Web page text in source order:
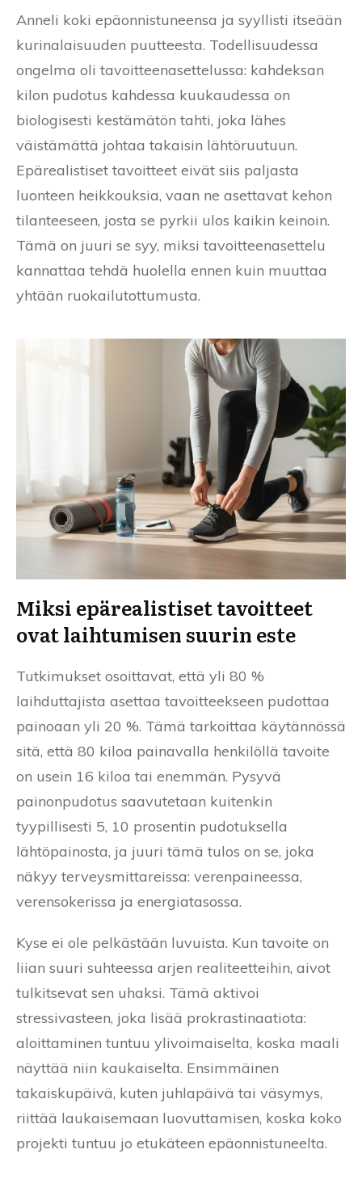
Anneli koki epäonnistuneensa ja syyllisti itseään
kurinalaisuuden puutteesta. Todellisuudessa
ongelma oli tavoitteenasettelussa: kahdeksan
kilon pudotus kahdessa kuukaudessa on
biologisesti kestämätön tahti, joka lähes
väistämättä johtaa takaisin lähtöruutuun.
Epärealistiset tavoitteet eivät siis paljasta
luonteen heikkouksia, vaan ne asettavat kehon
tilanteeseen, josta se pyrkii ulos kaikin keinoin.
Tämä on juuri se syy, miksi tavoitteenasettelu
kannattaa tehdä huolella ennen kuin muuttaa
yhtään ruokailutottumusta.
Miksi epärealistiset tavoitteet
ovat laihtumisen suurin este
Tutkimukset osoittavat, että yli 80 %
laihduttajista asettaa tavoitteekseen pudottaa
painoaan yli 20 %. Tämä tarkoittaa käytännössä
sitä, että 80 kiloa painavalla henkilöllä tavoite
on usein 16 kiloa tai enemmän. Pysyvä
painonpudotus saavutetaan kuitenkin
tyypillisesti 5, 10 prosentin pudotuksella
lähtöpainosta, ja juuri tämä tulos on se, joka
näkyy terveysmittareissa: verenpaineessa,
verensokerissa ja energiatasossa.
Kyse ei ole pelkästään luvuista. Kun tavoite on
liian suuri suhteessa arjen realiteetteihin, aivot
tulkitsevat sen uhaksi. Tämä aktivoi
stressivasteen, joka lisää prokrastinaatiota:
aloittaminen tuntuu ylivoimaiselta, koska maali
näyttää niin kaukaiselta. Ensimmäinen
takaiskupäivä, kuten juhlapäivä tai väsymys,
riittää laukaisemaan luovuttamisen, koska koko
projekti tuntuu jo etukäteen epäonnistuneelta.